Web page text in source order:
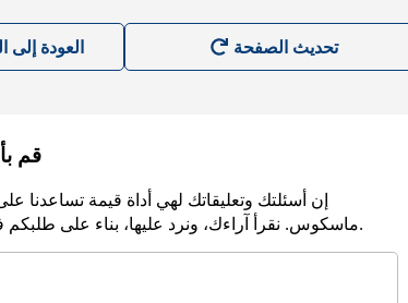
العودة إلى
قم
إن أسئلتك وتعليقاتك لهي أداة قيمة تساعدنا
ماسكوس. نقرأ آراءك، ونرد عليها، بناء على طلبكم في أسرع وقت ممكن.